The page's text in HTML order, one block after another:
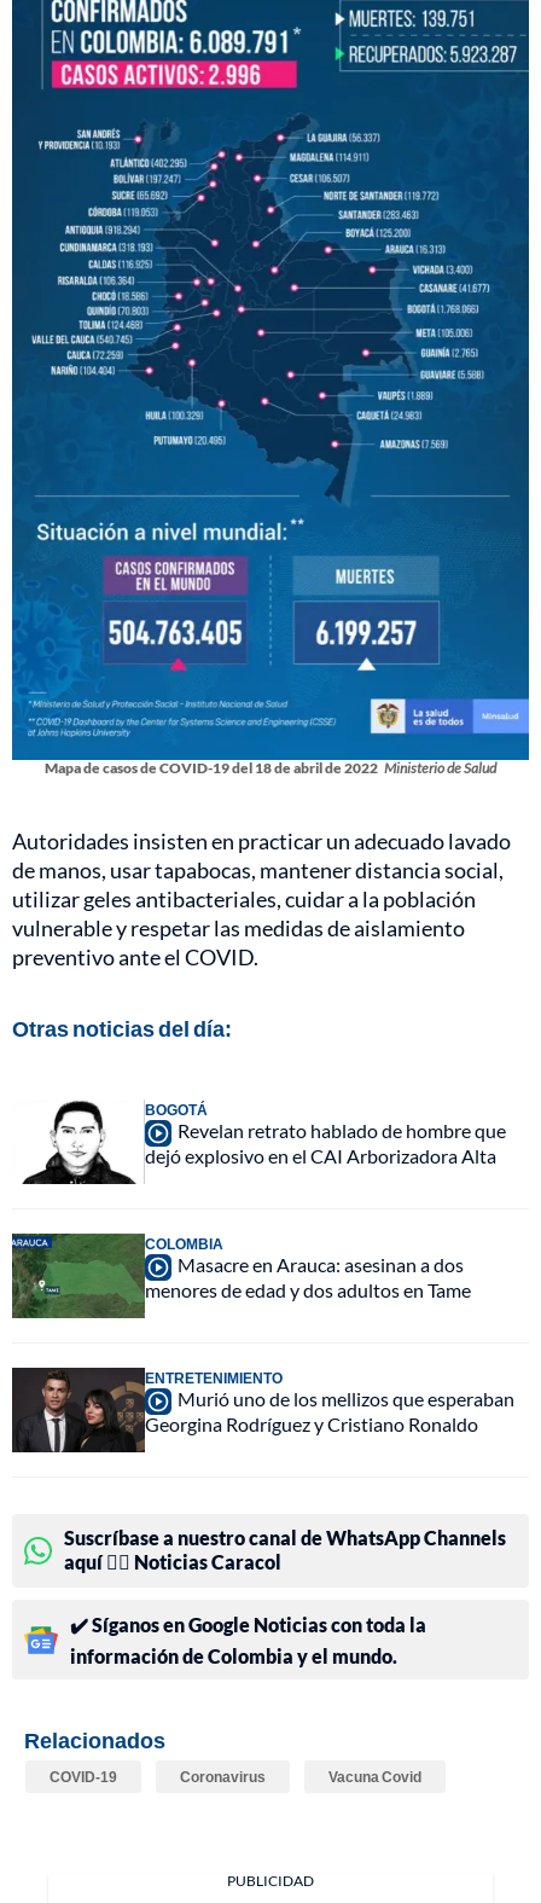
Mapa de casos de COVID-19 del 18 de abril de 2022 Ministerio de Salud
Autoridades insisten en practicar un adecuado lavado
de manos, usar tapabocas, mantener distancia social,
utilizar geles antibacteriales, cuidar a la población
vulnerable y respetar las medidas de aislamiento
preventivo ante el COVID.
Otras noticias del día:
BOGOTÁ
Revelan retrato hablado de hombre que
dejó explosivo en el CAI Arborizadora Alta
COLOMBIA
Masacre en Arauca: asesinan a dos
menores de edad y dos adultos en Tame
ENTRETENIMIENTO
Murió uno de los mellizos que esperaban
Georgina Rodríguez y Cristiano Ronaldo
Suscríbase a nuestro canal de WhatsApp Channels
aquí 👉🏻 Noticias Caracol
✔️ Síganos en Google Noticias con toda la
información de Colombia y el mundo.
Relacionados
COVID-19 Coronavirus Vacuna Covid
PUBLICIDAD